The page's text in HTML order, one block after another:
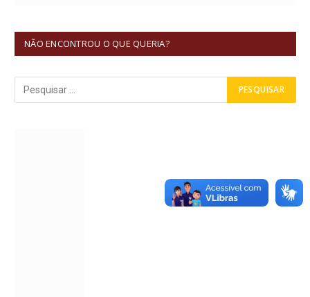
NÃO ENCONTROU O QUE QUERIA?